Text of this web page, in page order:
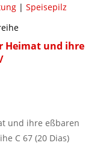
| Speisepilz
Heimat und ihre
und ihre eßbaren
C 67 (20 Dias)